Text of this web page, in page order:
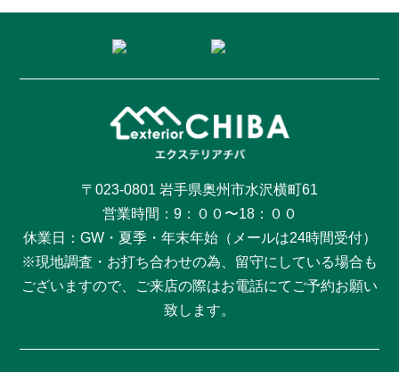
〒023-0801 岩手県奥州市水沢横町61
営業時間：9：００〜18：００
休業日：GW・夏季・年末年始（メールは24時間受付）
※現地調査・お打ち合わせの為、留守にしている場合も
ございますので、ご来店の際はお電話にてご予約お願い
致します。